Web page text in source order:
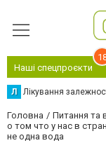
Наші спецпроєкти
Л Лікування
Головна Питання та
о том что у нас в
не одна вода